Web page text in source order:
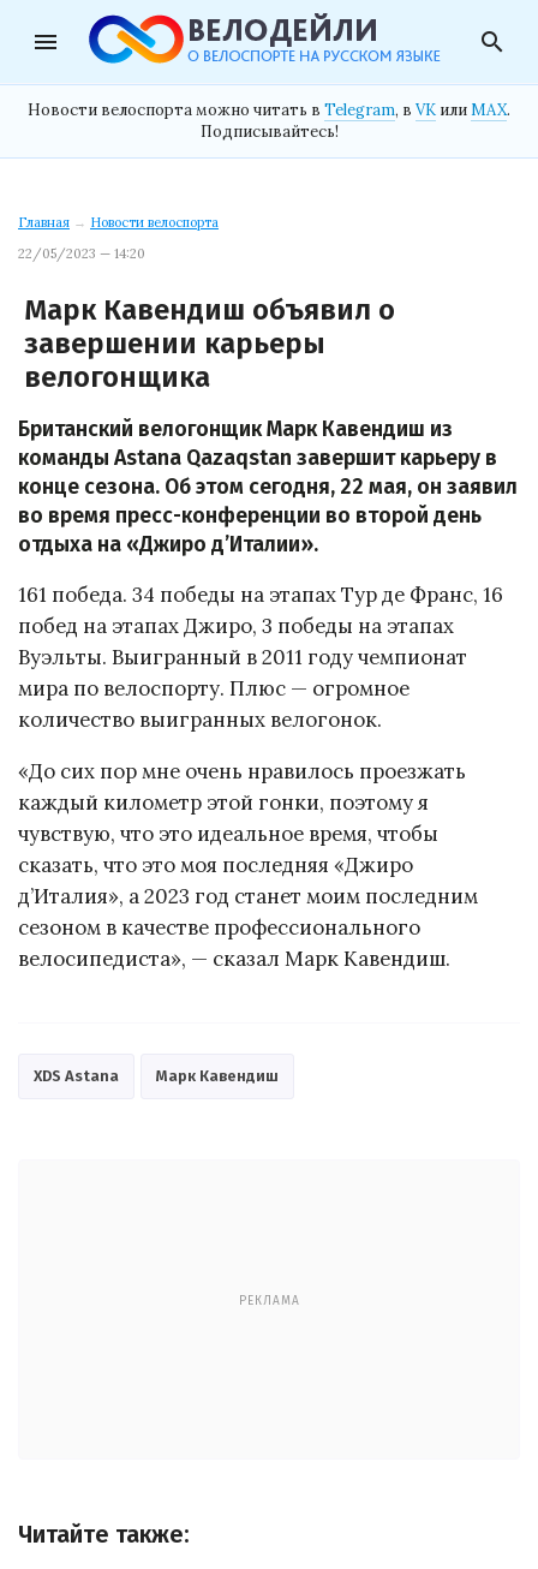
menu search
Новости велоспорта можно читать в Telegram, в VK илиMAX.
Подписывайтесь!
Главная → Новости велоспорта
22/05/2023 — 14:20
Марк Кавендиш объявил о
завершении карьеры
велогонщика
Британский велогонщик Марк Кавендиш из
команды Astana Qazaqstan завершит карьеру в
конце сезона. Об этом сегодня, 22 мая, он заявил
во время пресс-конференции во второй день
отдыха на «Джиро д’Италии».
161 победа. 34 победы на этапах Тур де Франс, 16
побед на этапах Джиро, 3 победы на этапах
Вуэльты. Выигранный в 2011 году чемпионат
мира по велоспорту. Плюс — огромное
количество выигранных велогонок.
«До сих пор мне очень нравилось проезжать
каждый километр этой гонки, поэтому я
чувствую, что это идеальное время, чтобы
сказать, что это моя последняя «Джиро
д’Италия», а 2023 год станет моим последним
сезоном в качестве профессионального
велосипедиста», — сказал Марк Кавендиш.
XDS Astana Марк Кавендиш
РЕКЛАМА
Читайте также: